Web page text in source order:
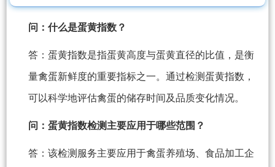
问：什么是蛋黄指数？
答：蛋黄指数是指蛋黄高度与蛋黄直径的比值，是衡
量禽蛋新鲜度的重要指标之一。通过检测蛋黄指数，
可以科学地评估禽蛋的储存时间及品质变化情况。
问：蛋黄指数检测主要应用于哪些范围？
答：该检测服务主要应用于禽蛋养殖场、食品加工企